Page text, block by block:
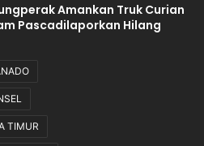
Amankan Truk Curian
Pascadilaporkan Hilang
TIMUR